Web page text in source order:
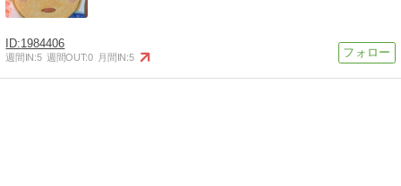
1984406
週間IN:5 週間OUT:0 月間IN:5